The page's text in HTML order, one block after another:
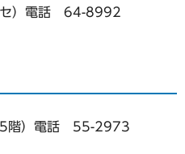
セ）電話 64-8992
5階）電話 55-2973